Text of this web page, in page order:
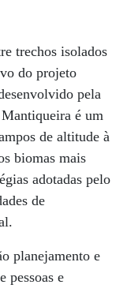
trechos isolados
do projeto
pela
é um
de altitude à
biomas mais
adotadas pelo
de
planejamento e
pessoas e